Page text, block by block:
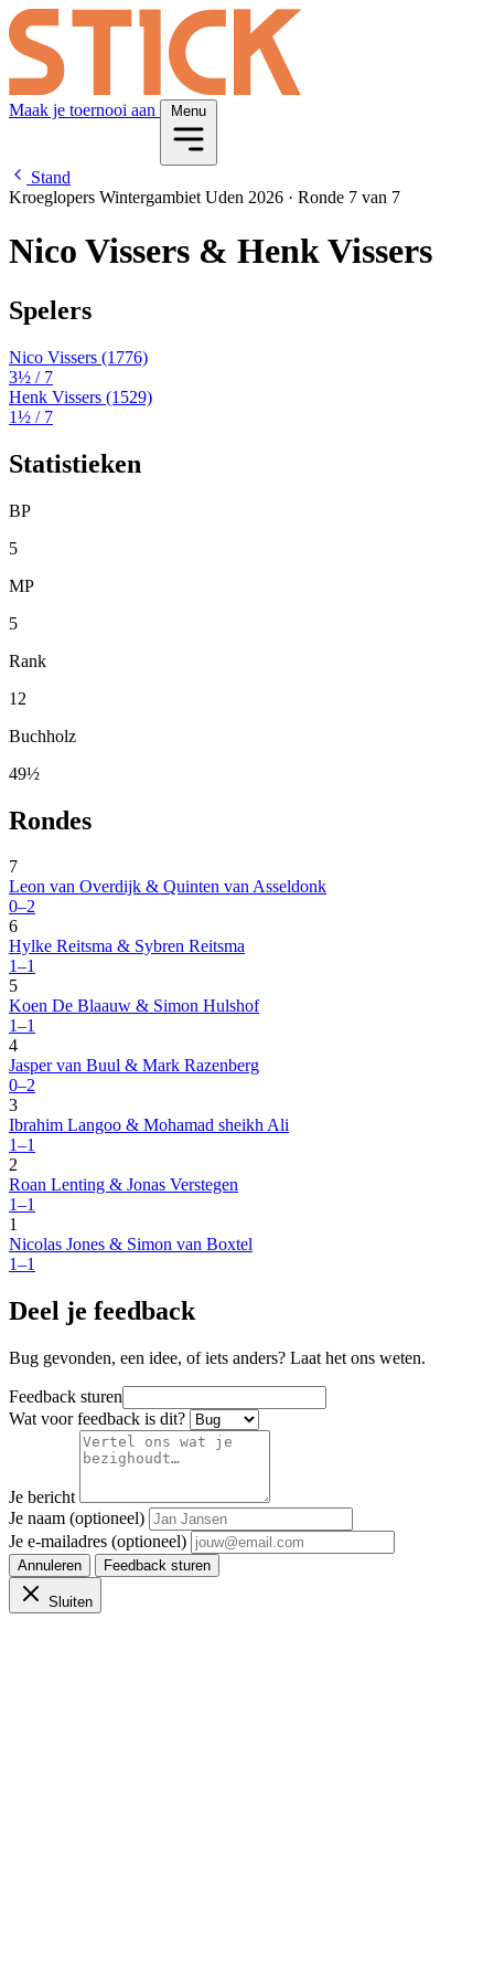
Maak je toernooi aan Menu
Stand
Kroeglopers Wintergambiet Uden 2026 · Ronde 7 van 7
Nico Vissers & Henk Vissers
Spelers
Nico Vissers (1776)
3½ / 7
Henk Vissers (1529)
1½ / 7
Statistieken
BP
5
MP
5
Rank
12
Buchholz
49½
Rondes
7
Leon van Overdijk & Quinten van Asseldonk
0–2
6
Hylke Reitsma & Sybren Reitsma
1–1
5
Koen De Blaauw & Simon Hulshof
1–1
4
Jasper van Buul & Mark Razenberg
0–2
3
Ibrahim Langoo & Mohamad sheikh Ali
1–1
2
Roan Lenting & Jonas Verstegen
1–1
1
Nicolas Jones & Simon van Boxtel
1–1
Deel je feedback
Bug gevonden, een idee, of iets anders? Laat het ons weten.
Feedback sturen
Wat voor feedback is dit?
Je bericht
Je naam (optioneel)
Je e-mailadres (optioneel)
Annuleren Feedback sturen
Sluiten